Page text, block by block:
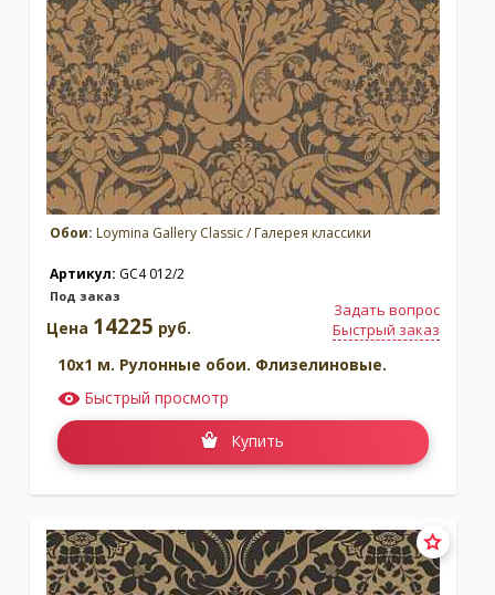
Обои: Loymina Gallery Classic / Галерея классики
Артикул: GC4 012/2
Под заказ
Задать вопрос
Быстрый заказ
Цена 14225 руб.
10x1 м. Рулонные обои. Флизелиновые.
Быстрый просмотр
Купить